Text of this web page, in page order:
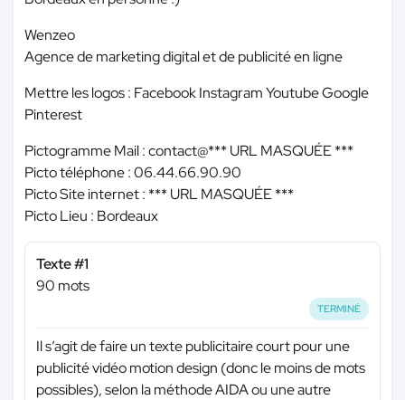
Wenzeo
Agence de marketing digital et de publicité en ligne
Mettre les logos : Facebook Instagram Youtube Google
Pinterest
Pictogramme Mail : contact@*** URL MASQUÉE ***
Picto téléphone : 06.44.66.90.90
Picto Site internet : *** URL MASQUÉE ***
Picto Lieu : Bordeaux
Texte #1
90 mots
TERMINÉ
Il s’agit de faire un texte publicitaire court pour une
publicité vidéo motion design (donc le moins de mots
possibles), selon la méthode AIDA ou une autre